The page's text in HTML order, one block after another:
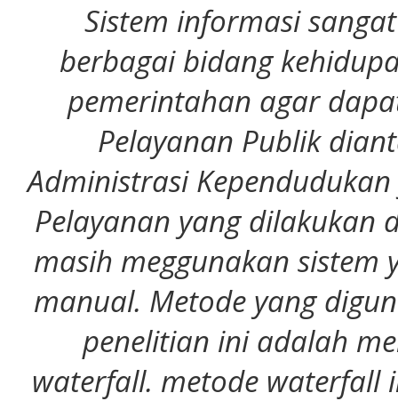
Sistem informasi
berbagai bidang
pemerintahan agar
Pelayanan Publik
Administrasi
Pelayanan yang dilakukan
masih meggunakan sistem
manual. Metode yang
penelitian ini adalah
waterfall. metode waterfall